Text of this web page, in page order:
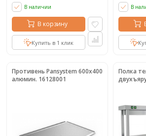
В наличии
В корзину
Купить в 1 клик
В
Противень Pansystem 600x400
алюмин. 16128001
Полка